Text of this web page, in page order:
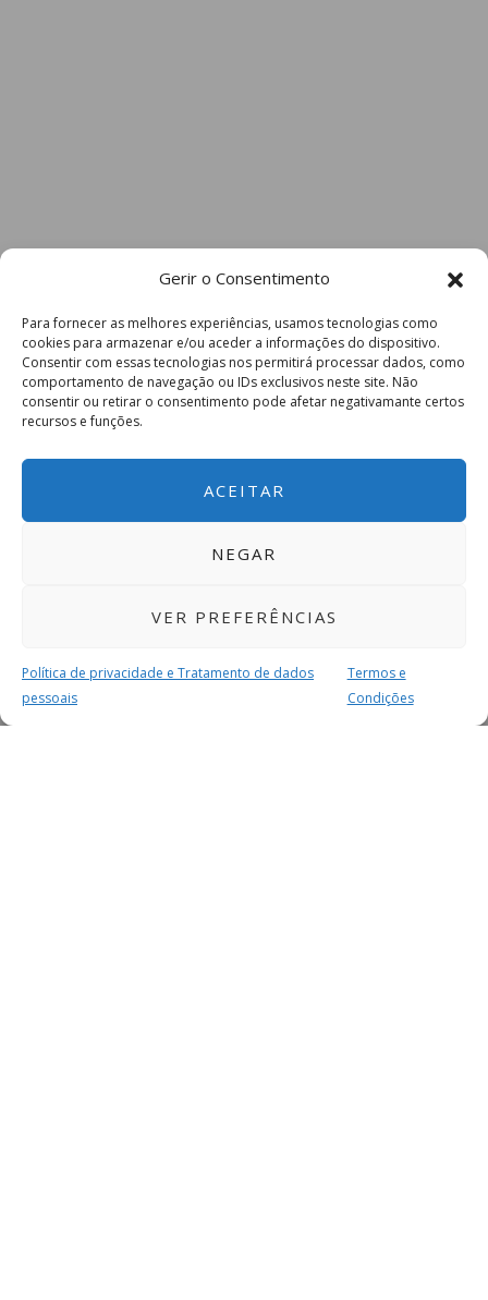
Gerir o Consentimento
Para fornecer as melhores experiências, usamos tecnologias como
cookies para armazenar e/ou aceder a informações do dispositivo.
Consentir com essas tecnologias nos permitirá processar dados, como
comportamento de navegação ou IDs exclusivos neste site. Não
consentir ou retirar o consentimento pode afetar negativamante certos
recursos e funções.
ACEITAR
NEGAR
VER PREFERÊNCIAS
Política de privacidade e Tratamento de dados
pessoais
Termos e
Condições